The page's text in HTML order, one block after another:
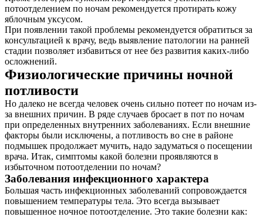
О нас
Услуги
Акции
Отзывы
Статьи
Контакты
потоотделением по ночам рекомендуется протирать кожу
яблочным уксусом.
При появлении такой проблемы рекомендуется обратиться за
консультацией к врачу, ведь выявление патологии на ранней
стадии позволяет избавиться от нее без развития каких-либо
осложнений.
Физиологические причины ночной
потливости
Но далеко не всегда человек очень сильно потеет по ночам из-
за внешних причин. В ряде случаев бросает в пот по ночам
при определенных внутренних заболеваниях. Если внешние
факторы были исключены, а потливость во сне в районе
подмышек продолжает мучить, надо задуматься о посещении
врача. Итак, симптомы какой болезни проявляются в
избыточном потоотделении по ночам?
Заболевания инфекционного характера
Большая часть инфекционных заболеваний сопровождается
повышением температуры тела. Это всегда вызывает
повышенное ночное потоотделение. Это такие болезни как: